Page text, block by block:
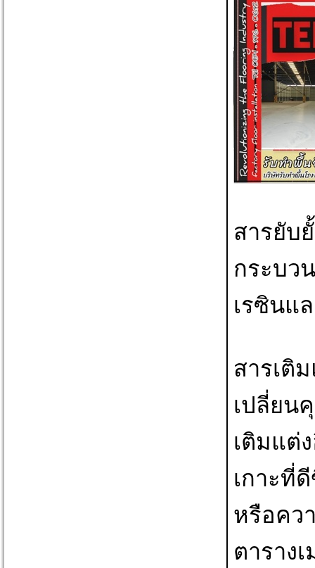
สารยับ
กระบว
เรซินแ
สารเติ
เปลี่ยน
เติมแต่
เกาะที่
หรือคว
ตาราง